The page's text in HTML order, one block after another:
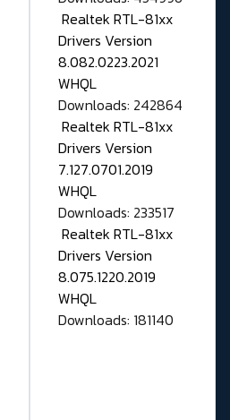
Realtek RTL-81xx
Drivers Version
8.082.0223.2021
WHQL
Downloads: 242864
Realtek RTL-81xx
Drivers Version
7.127.0701.2019
WHQL
Downloads: 233517
Realtek RTL-81xx
Drivers Version
8.075.1220.2019
WHQL
Downloads: 181140